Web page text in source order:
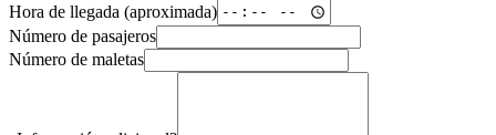
Hora de llegada (aproximada)
Número de pasajeros
Número de maletas